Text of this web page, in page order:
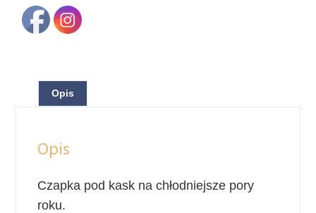
Opis
Opis
Czapka pod kask na chłodniejsze pory
roku.